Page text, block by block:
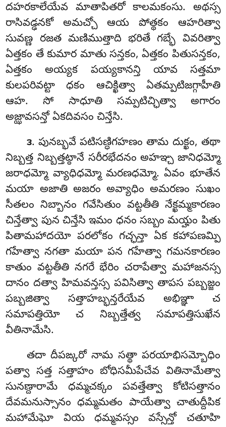
దహరకాలేయేవ మాతాపితరో కాలమకంసు. అథస్స
రాసివడ్ఢనకో అమచ్చో ఆయ పోత్థకం ఆహరిత్వా
సువణ్ణ రజత మణిముత్తాది భరితే గబ్భే వివరిత్వా
ఏత్తకం తే కుమార మాతు సన్తకం, ఏత్తకం పితుసన్తకం,
ఏత్తకం అయ్యక పయ్యకానన్తి యావ సత్తమా
కులపరివట్టా ధకం ఆచిక్ఖిత్వా ఏతమ్పటిజగ్గాహీతి
ఆహ. సో సాధూతి సమ్పటిచ్ఛిత్వా అగారం
అజ్ఝావసన్తో ఏకదివసం చిన్తేసి.
౩. పునబ్భవే పటిసణ్ధిగహణం తామ దుక్ఖం, తథా
నిబ్బత్త నిబ్బత్తట్ఠానే సరీరభేదనం అహఞ్చ జానిధమ్మో
జరాధమ్మో వ్యాధిధమ్మో మరణధమ్మో. ఏవం భూతేన
మయా అజాతి అజరం అవ్యాధిం అమరణం సుఖం
సీతలం నిబ్బానం గవేసితుం వట్టతీతి నేక్ఖమ్మకారణం
చిన్తేత్వా పున చిన్తేసి ఇమం ధనం సబ్బం మయ్హం పితు
పితామహాదయో పరలోకం గచ్ఛన్తా ఏక కహాపణమ్పి
గహేత్వా నగతా మయా పన గహేత్వా గమనకారణం
కాతుం వట్టతీతి నగరే భేరిం చరాపేత్వా మహాజనస్స
దానం దత్వా హిమవన్తస్స పవిసిత్వా తాపస పబ్బజ్జం
పబ్బజిత్వా సత్తాహబ్భన్తరేయేవ అభిఞ్ఞా చ
సమాపత్తియో చ నిబ్బత్తేత్వ సమాపత్తిసుఖేన
వీతినామేసి.
తదా దీపఙ్కరో నామ సత్థా పరయాభిసమ్బోధిం
పత్వా సత్త సత్తాహం బోధిసమీపేచేవ వితినామేత్వా
సునణ్దారామే ధమ్మచక్కం పవత్తేత్వా కోటిసత్తానం
దేవమనుస్సానం ధమ్మమతం పాయేత్వా చాతుద్దీపిక
మహామేఘో వియ ధమ్మవస్సం వస్సేన్తో చతూహి